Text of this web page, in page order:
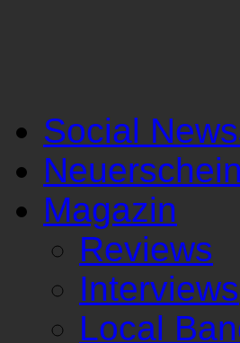
Social
Magazin
Reviews
Interviews
Local